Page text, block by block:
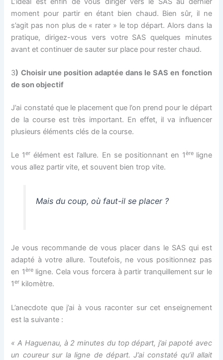
moment pour partir en étant bien chaud. Bien sûr, il ne
s’agit pas non plus de « rater » le top départ. Alors dans la
pratique, dirigez-vous vers votre SAS quelques minutes
avant et continuer de sauter sur place pour rester chaud.
3) Choisir une position adaptée dans le SAS en fonction
de son objectif
J’ai constaté que le placement que l’on prend pour le départ
de la course est très important. En effet, il va influencer
plusieurs éléments clés de la course.
Le 1er élément est l’allure. En se positionnant en 1ère ligne
vous allez partir vite, et souvent bien trop vite.
Mais du coup, où faut-il se placer ?
Je vous recommande de vous placer dans le SAS qui est
adapté à votre allure. Toutefois, ne vous positionnez pas
en 1èreligne. Cela vous forcera à partir tranquillement sur le
1er kilomètre.
L’anecdote que j’ai à vous raconter sur cet enseignement
est la suivante :
« A Haguenau, à 2 minutes du top départ, j’ai papoté avec
un coureursur la ligne de départ. J’ai constaté qu’il allait